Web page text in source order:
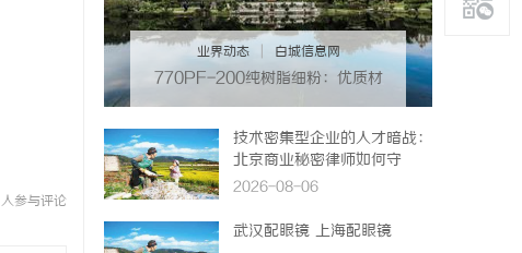
人参与评论
业界动态 白城信息网
770PF-200纯树脂细粉：优质材
技术密集型企业的人才暗战：
北京商业秘密律师如何守
住“人带技术走”的底线
2026-08-06
武汉配眼镜 上海配眼镜